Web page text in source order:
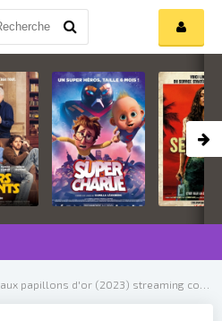
aux papillons d'or (2023) streaming complet